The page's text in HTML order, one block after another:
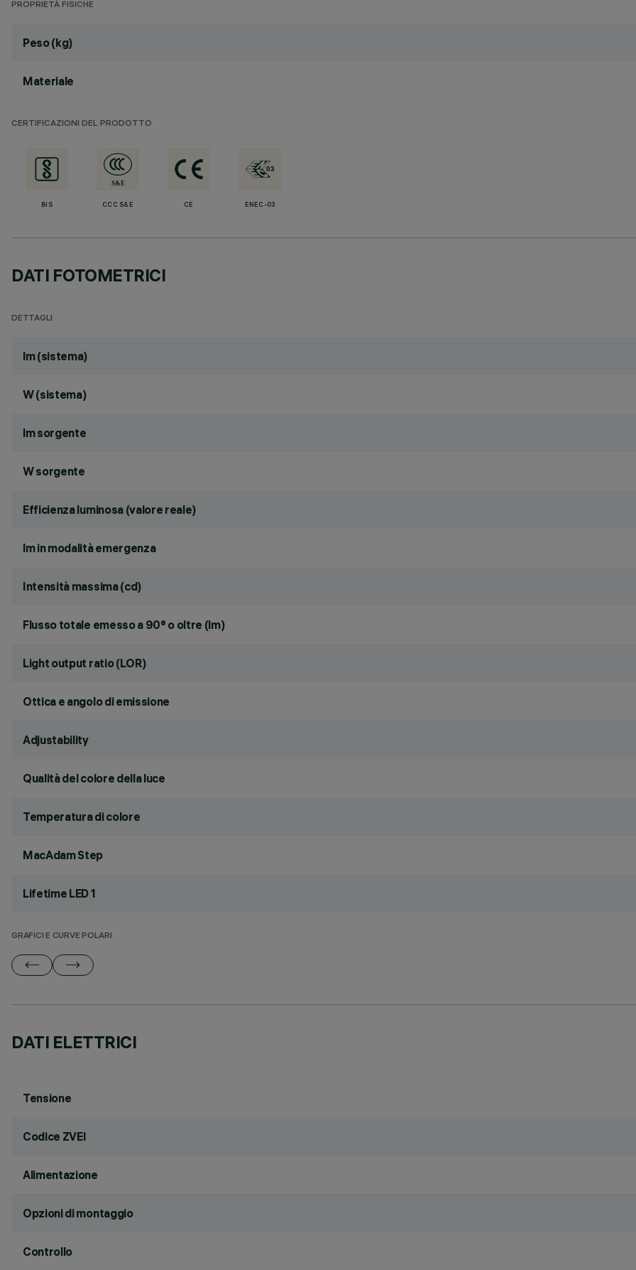
PROPRIETÀ FISICHE
Peso (kg)
Materiale
CERTIFICAZIONI DEL PRODOTTO
BIS CCC S&E CE ENEC-03
DATI FOTOMETRICI
DETTAGLI
lm (sistema)
W (sistema)
lm sorgente
W sorgente
Efficienza luminosa (valore reale)
lm in modalità emergenza
Intensità massima (cd)
Flusso totale emesso a 90° o oltre (lm)
Light output ratio (LOR)
Ottica e angolo di emissione
Adjustability
Qualità del colore della luce
Temperatura di colore
MacAdam Step
Lifetime LED 1
GRAFICI E CURVE POLARI
DATI ELETTRICI
Tensione
Codice ZVEI
Alimentazione
Opzioni di montaggio
Controllo